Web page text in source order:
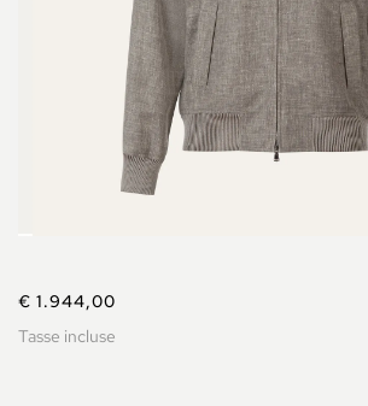
€ 1.944,00
Tasse incluse